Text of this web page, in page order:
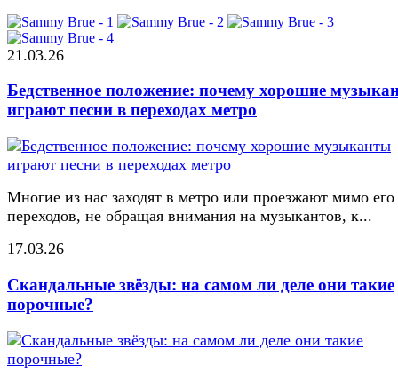
21.03.26
Бедственное положение: почему хорошие
играют песни в переходах метро
Многие из нас заходят в метро или проезжают мимо его
переходов, не обращая внимания на музыкантов, к...
17.03.26
Скандальные звёзды: на самом ли деле они такие
порочные?